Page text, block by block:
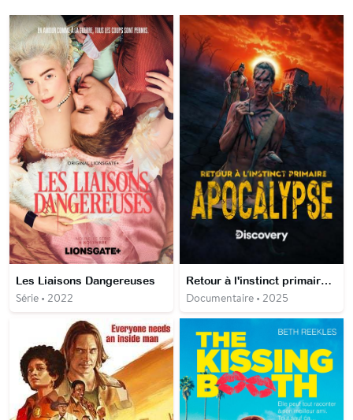
Les Liaisons Dangereuses
Série • 2022
Retour à l'instinct primaire : apocalypse
Documentaire • 2025